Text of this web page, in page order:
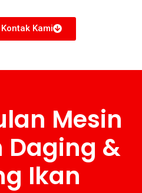
Kami
Mesin
Daging &
Ikan